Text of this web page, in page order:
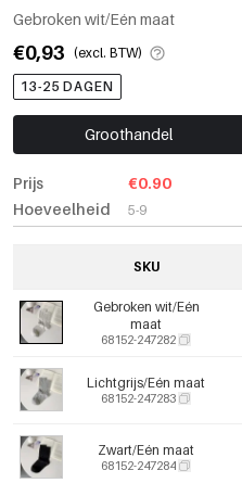
Gebroken wit/Eén maat
€0,93 (excl. BTW)
13-25 DAGEN
Groothandel
Prijs
Hoeveelheid
€0.90
5-9
SKU
Gebroken wit/Eén
maat
68152-247282
Lichtgrijs/Eén maat
68152-247283
Zwart/Eén maat
68152-247284